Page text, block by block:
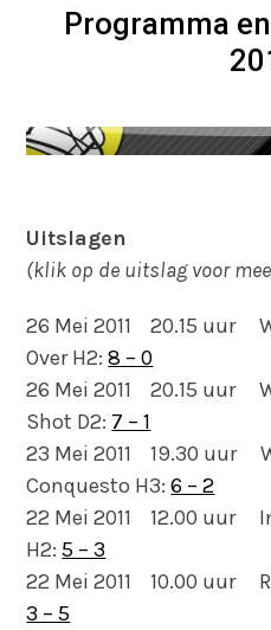
Programma
Uitslagen
(klik op de uitslag voor
26 Mei 2011 20.15 uur
Over H2:8 – 0
26 Mei 2011 20.15 uur
Shot D2: 7 – 1
23 Mei 2011 19.30 uur
Conquesto H3:6 – 2
22 Mei 2011 12.00 uur
H2:5 – 3
22 Mei 2011 10.00 uur
3 – 5